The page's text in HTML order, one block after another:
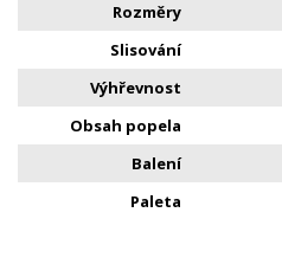
Rozměry
Slisování
Výhřevnost
Obsah popela
Balení
Paleta